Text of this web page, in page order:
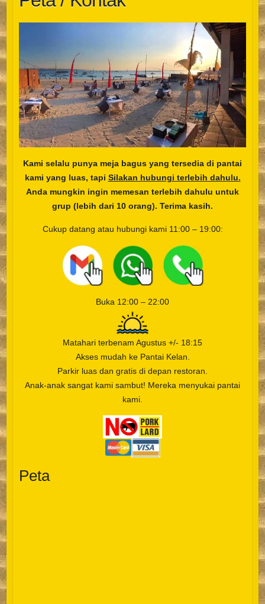
Kami selalu punya meja bagus yang tersedia di pantai
kami yang luas, tapi Silakan hubungi terlebih dahulu.
Anda mungkin ingin memesan terlebih dahulu untuk
grup (lebih dari 10 orang). Terima kasih.
Cukup datang atau hubungi kami 11:00 – 19:00:
Buka 12:00 – 22:00
Matahari terbenam Agustus +/- 18:15
Akses mudah ke Pantai Kelan.
Parkir luas dan gratis di depan restoran.
Anak-anak sangat kami sambut! Mereka menyukai pantai
kami.
Peta